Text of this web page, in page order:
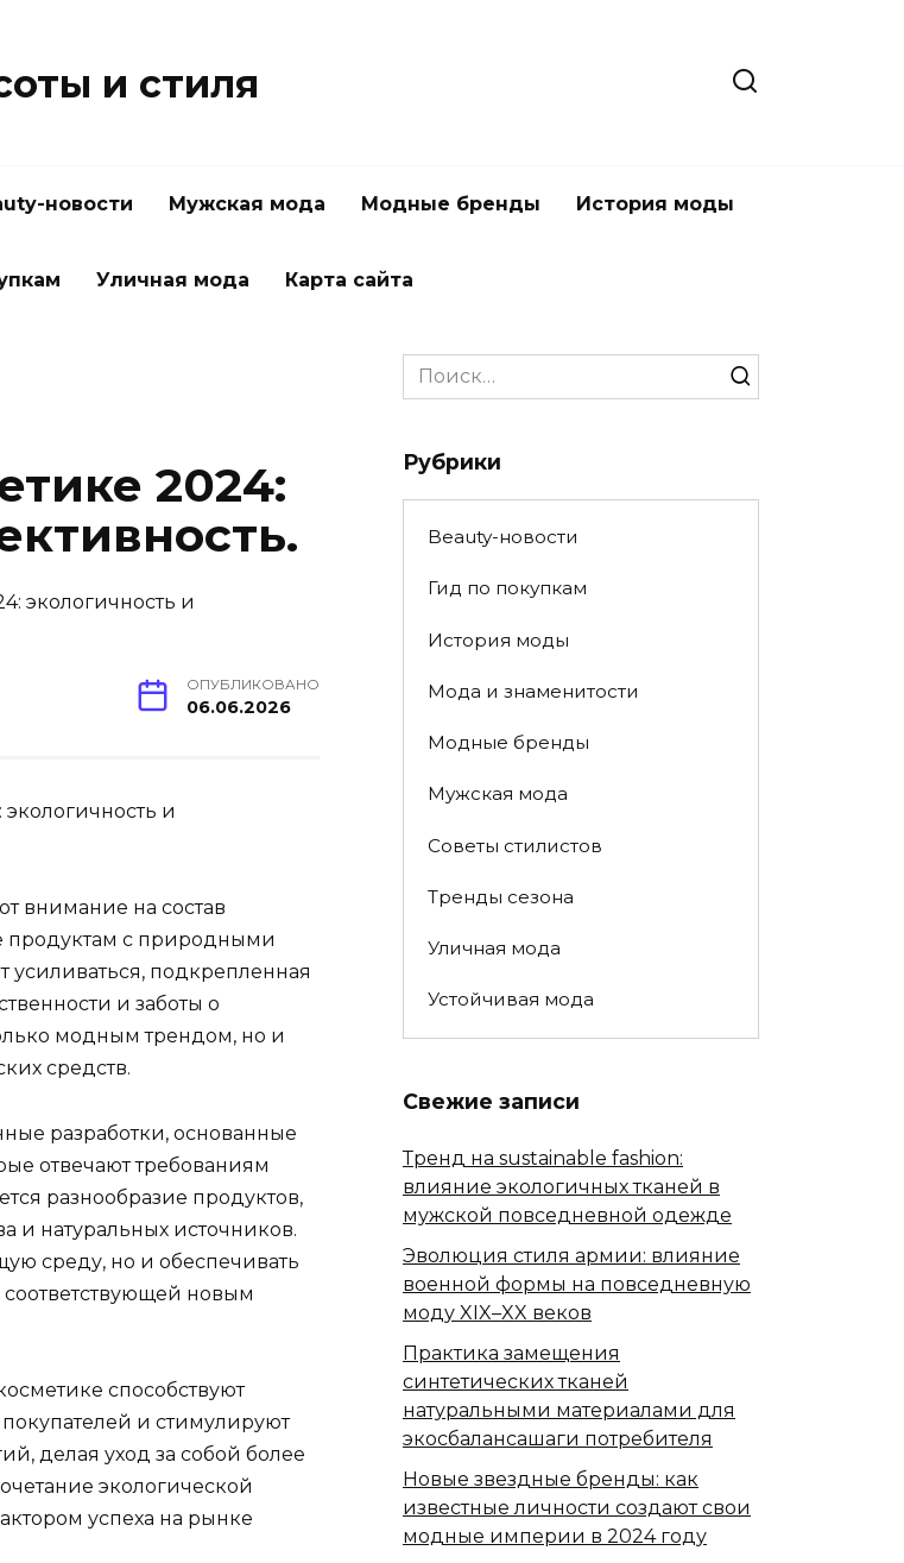
и стиля
новости Мужская мода Модные бренды История моды
Уличная мода Карта сайта
2024:
ОПУБЛИКОВАНО
06.06.2026
и
внимание на состав
продуктам с природными
усиливаться, подкрепленная
и заботы о
модным трендом, но и
средств.
разработки, основанные
отвечают требованиям
разнообразие продуктов,
и натуральных источников.
среду, но и обеспечивать
соответствующей новым
способствуют
и стимулируют
делая уход за собой более
экологической
успеха на рынке
Search
for:
Рубрики
Beauty-новости
Гид по покупкам
История моды
Мода и знаменитости
Модные бренды
Мужская мода
Советы стилистов
Тренды сезона
Уличная мода
Устойчивая мода
Свежие записи
Тренд на sustainable fashion:
влияние экологичных тканей в
мужской повседневной одежде
Эволюция стиля армии: влияние
военной формы на повседневную
моду XIX–XX веков
Практика замещения
синтетических тканей
натуральными материалами для
экосбалансашаги потребителя
Новые звездные бренды: как
известные личности создают свои
модные империи в 2024 году